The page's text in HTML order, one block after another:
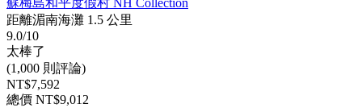
距離湄南海灘 1.5 公里
9.0/10
太棒了
(1,000 則評論)
NT$7,592
總價 NT$9,012